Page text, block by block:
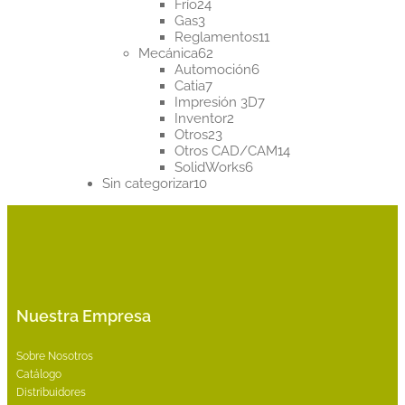
Frío2424
Gas33
productos
Reglamentos1111
Mecánica6262
productos
Automoción66
Catia77
productos
Impresión 3D77
Inventor22
Otros2323
productos
Otros CAD/CAM1414
SolidWorks66
Sin categorizar1010
Nuestra Empresa
Sobre Nosotros
Catálogo
Distribuidores